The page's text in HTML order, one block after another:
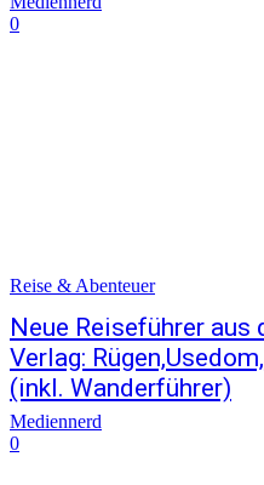
0
Reise & Abenteuer
Neue Reiseführer
Verlag:
(inkl. Wanderführer)
Mediennerd
0